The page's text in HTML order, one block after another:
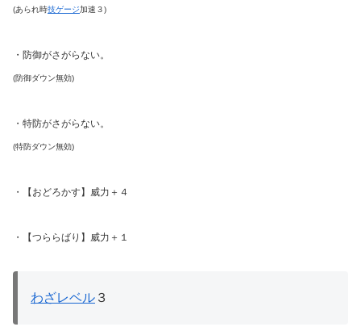
(あられ時技ゲージ加速３)
・防御がさがらない。
(防御ダウン無効)
・特防がさがらない。
(特防ダウン無効)
・【おどろかす】威力＋４
・【つららばり】威力＋１
わざレベル ３